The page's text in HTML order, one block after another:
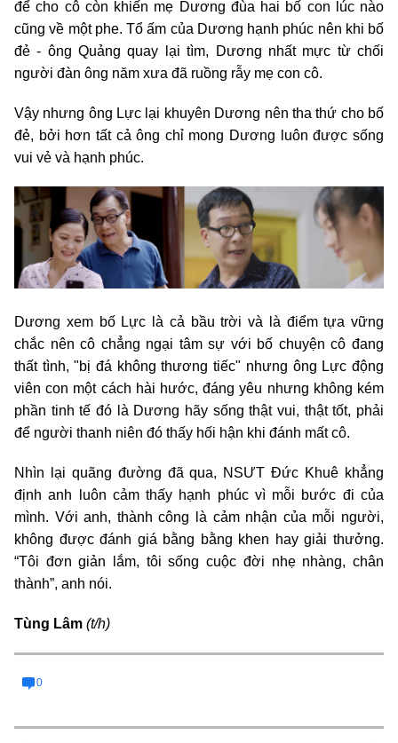
để cho cô còn khiến mẹ Dương đùa hai bố con lúc nào
cũng về một phe. Tổ ấm của Dương hạnh phúc nên khi bố
đẻ - ông Quảng quay lại tìm, Dương nhất mực từ chối
người đàn ông năm xưa đã ruồng rẫy mẹ con cô.
Vậy nhưng ông Lực lại khuyên Dương nên tha thứ cho bố
đẻ, bởi hơn tất cả ông chỉ mong Dương luôn được sống
vui vẻ và hạnh phúc.
Dương xem bố Lực là cả bầu trời và là điểm tựa vững
chắc nên cô chẳng ngại tâm sự với bố chuyện cô đang
thất tình, "bị đá không thương tiếc" nhưng ông Lực động
viên con một cách hài hước, đáng yêu nhưng không kém
phần tinh tế đó là Dương hãy sống thật vui, thật tốt, phải
để người thanh niên đó thấy hối hận khi đánh mất cô.
Nhìn lại quãng đường đã qua, NSƯT Đức Khuê khẳng
định anh luôn cảm thấy hạnh phúc vì mỗi bước đi của
mình. Với anh, thành công là cảm nhận của mỗi người,
không được đánh giá bằng bằng khen hay giải thưởng.
“Tôi đơn giản lắm, tôi sống cuộc đời nhẹ nhàng, chân
thành”, anh nói.
Tùng Lâm (t/h)
0